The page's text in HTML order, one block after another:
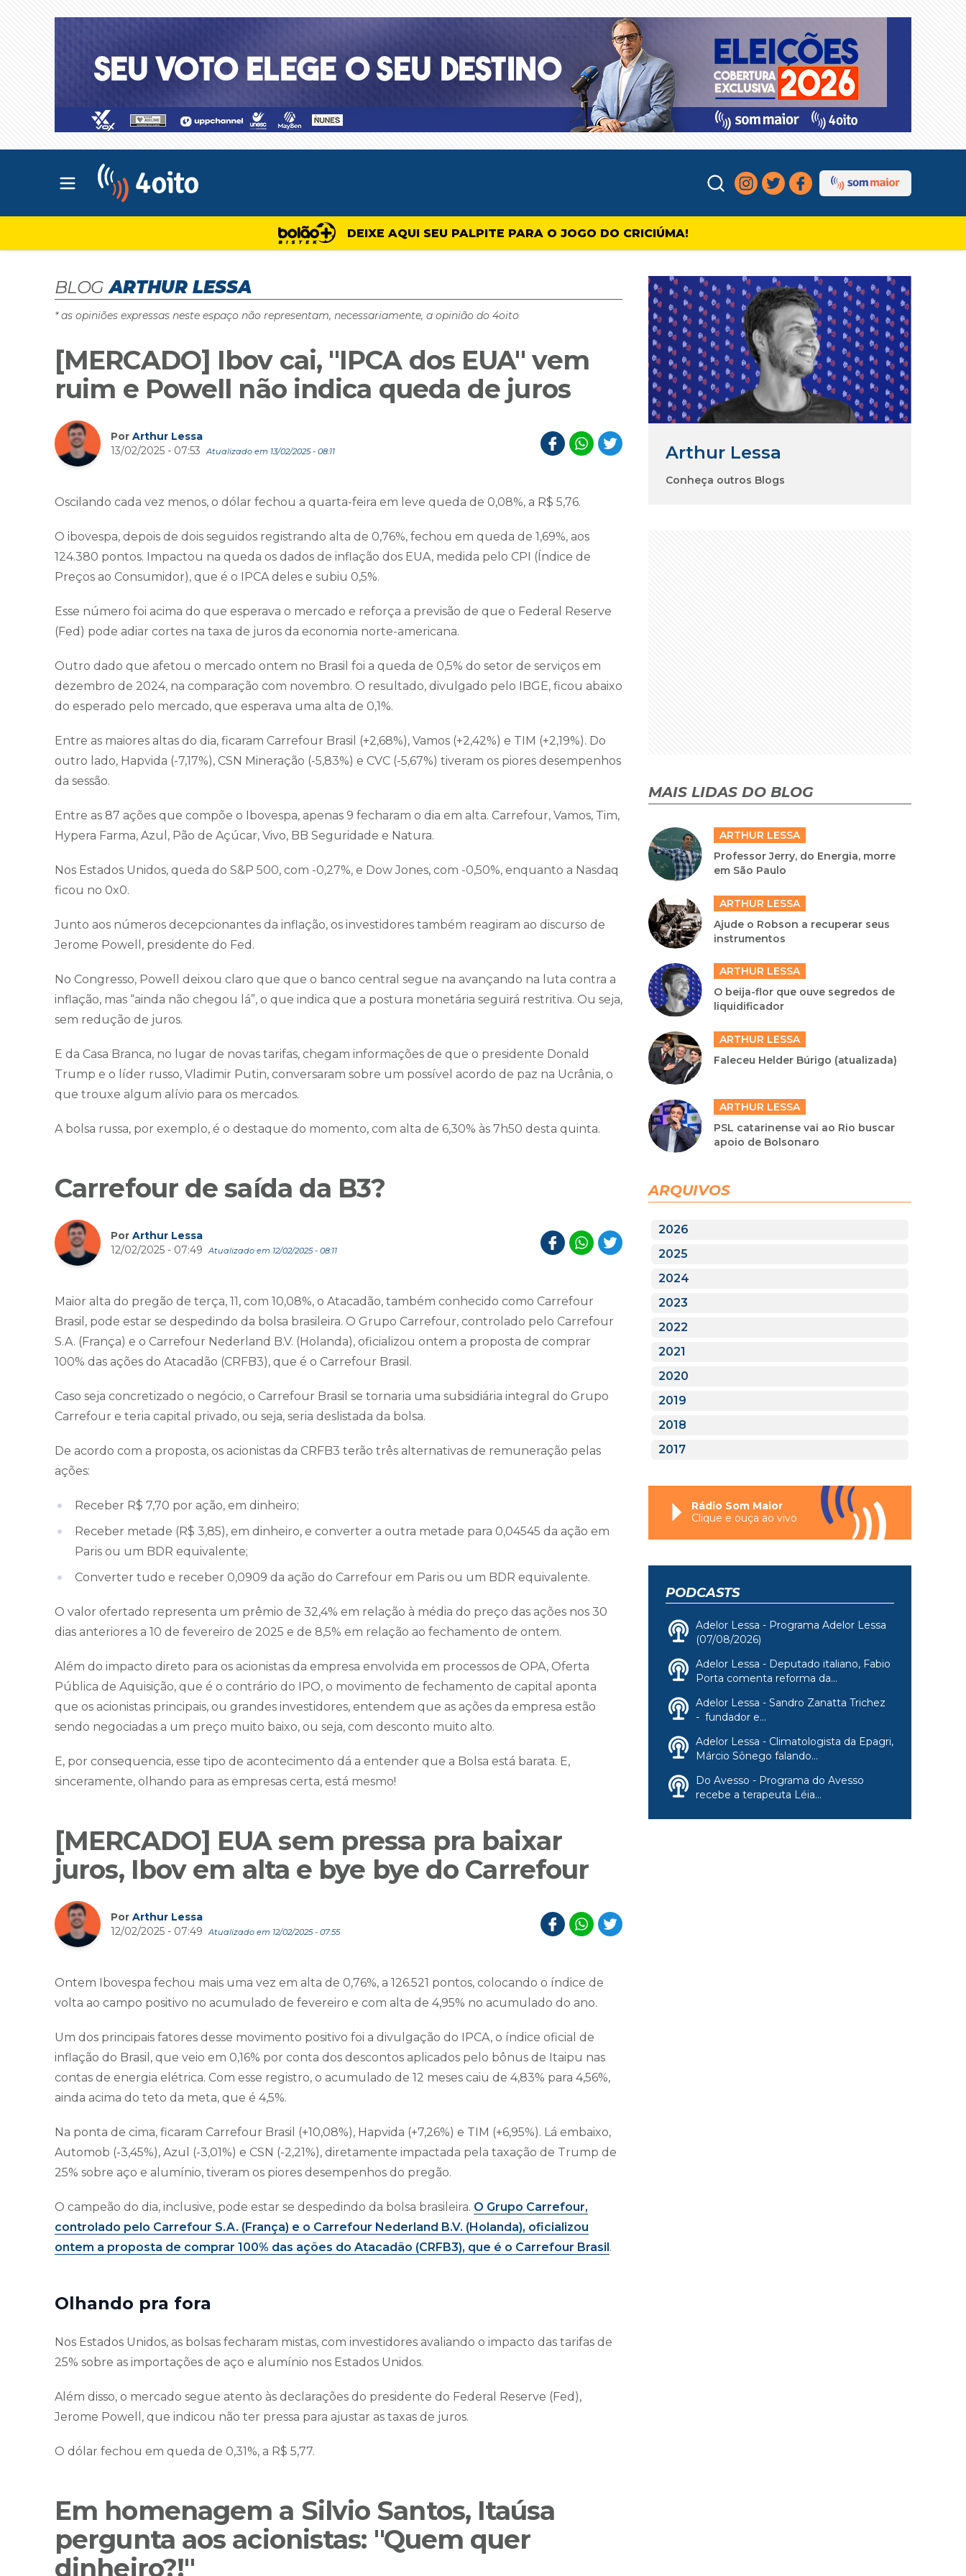
Abrir menu principal
DEIXE AQUI SEU PALPITE PARA O JOGO DO CRICIÚMA!
BLOG ARTHUR LESSA
* as opiniões expressas neste espaço não representam, necessariamente, a opinião do 4oito
[MERCADO] Ibov cai, "IPCA dos EUA" vem
ruim e Powell não indica queda de juros
Por Arthur Lessa
13/02/2025 - 07:53
Atualizado em 13/02/2025 - 08:11
Oscilando cada vez menos, o dólar fechou a quarta-feira em leve queda de 0,08%, a R$ 5,76.
O ibovespa, depois de dois seguidos registrando alta de 0,76%, fechou em queda de 1,69%, aos
124.380 pontos. Impactou na queda os dados de inflação dos EUA, medida pelo CPI (Índice de
Preços ao Consumidor), que é o IPCA deles e subiu 0,5%.
Esse número foi acima do que esperava o mercado e reforça a previsão de que o Federal Reserve
(Fed) pode adiar cortes na taxa de juros da economia norte-americana.
Outro dado que afetou o mercado ontem no Brasil foi a queda de 0,5% do setor de serviços em
dezembro de 2024, na comparação com novembro. O resultado, divulgado pelo IBGE, ficou abaixo
do esperado pelo mercado, que esperava uma alta de 0,1%.
Entre as maiores altas do dia, ficaram Carrefour Brasil (+2,68%), Vamos (+2,42%) e TIM (+2,19%). Do
outro lado, Hapvida (-7,17%), CSN Mineração (-5,83%) e CVC (-5,67%) tiveram os piores desempenhos
da sessão.
Entre as 87 ações que compõe o Ibovespa, apenas 9 fecharam o dia em alta. Carrefour, Vamos, Tim,
Hypera Farma, Azul, Pão de Açúcar, Vivo, BB Seguridade e Natura.
Nos Estados Unidos, queda do S&P 500, com -0,27%, e Dow Jones, com -0,50%, enquanto a Nasdaq
ficou no 0x0.
Junto aos números decepcionantes da inflação, os investidores também reagiram ao discurso de
Jerome Powell, presidente do Fed.
No Congresso, Powell deixou claro que que o banco central segue na avançando na luta contra a
inflação, mas “ainda não chegou lá”, o que indica que a postura monetária seguirá restritiva. Ou seja,
sem redução de juros.
E da Casa Branca, no lugar de novas tarifas, chegam informações de que o presidente Donald
Trump e o líder russo, Vladimir Putin, conversaram sobre um possível acordo de paz na Ucrânia, o
que trouxe algum alívio para os mercados.
A bolsa russa, por exemplo, é o destaque do momento, com alta de 6,30% às 7h50 desta quinta.
Carrefour de saída da B3?
Por Arthur Lessa
12/02/2025 - 07:49
Atualizado em 12/02/2025 - 08:11
Maior alta do pregão de terça, 11, com 10,08%, o Atacadão, também conhecido como Carrefour
Brasil, pode estar se despedindo da bolsa brasileira. O Grupo Carrefour, controlado pelo Carrefour
S.A. (França) e o Carrefour Nederland B.V. (Holanda), oficializou ontem a proposta de comprar
100% das ações do Atacadão (CRFB3), que é o Carrefour Brasil.
Caso seja concretizado o negócio, o Carrefour Brasil se tornaria uma subsidiária integral do Grupo
Carrefour e teria capital privado, ou seja, seria deslistada da bolsa.
De acordo com a proposta, os acionistas da CRFB3 terão três alternativas de remuneração pelas
ações:
Receber R$ 7,70 por ação, em dinheiro;
Receber metade (R$ 3,85), em dinheiro, e converter a outra metade para 0,04545 da ação em
Paris ou um BDR equivalente;
Converter tudo e receber 0,0909 da ação do Carrefour em Paris ou um BDR equivalente.
O valor ofertado representa um prêmio de 32,4% em relação à média do preço das ações nos 30
dias anteriores a 10 de fevereiro de 2025 e de 8,5% em relação ao fechamento de ontem.
Além do impacto direto para os acionistas da empresa envolvida em processos de OPA, Oferta
Pública de Aquisição, que é o contrário do IPO, o movimento de fechamento de capital aponta
que os acionistas principais, ou grandes investidores, entendem que as ações da empresa estão
sendo negociadas a um preço muito baixo, ou seja, com desconto muito alto.
E, por consequencia, esse tipo de acontecimento dá a entender que a Bolsa está barata. E,
sinceramente, olhando para as empresas certa, está mesmo!
[MERCADO] EUA sem pressa pra baixar
juros, Ibov em alta e bye bye do Carrefour
Por Arthur Lessa
12/02/2025 - 07:49
Atualizado em 12/02/2025 - 07:55
Ontem Ibovespa fechou mais uma vez em alta de 0,76%, a 126.521 pontos, colocando o índice de
volta ao campo positivo no acumulado de fevereiro e com alta de 4,95% no acumulado do ano.
Um dos principais fatores desse movimento positivo foi a divulgação do IPCA, o índice oficial de
inflação do Brasil, que veio em 0,16% por conta dos descontos aplicados pelo bônus de Itaipu nas
contas de energia elétrica. Com esse registro, o acumulado de 12 meses caiu de 4,83% para 4,56%,
ainda acima do teto da meta, que é 4,5%.
Na ponta de cima, ficaram Carrefour Brasil (+10,08%), Hapvida (+7,26%) e TIM (+6,95%). Lá embaixo,
Automob (-3,45%), Azul (-3,01%) e CSN (-2,21%), diretamente impactada pela taxação de Trump de
25% sobre aço e alumínio, tiveram os piores desempenhos do pregão.
O campeão do dia, inclusive, pode estar se despedindo da bolsa brasileira. O Grupo Carrefour,
controlado pelo Carrefour S.A. (França) e o Carrefour Nederland B.V. (Holanda), oficializou
ontem a proposta de comprar 100% das ações do Atacadão (CRFB3), que é o Carrefour Brasil .
Olhando pra fora
Nos Estados Unidos, as bolsas fecharam mistas, com investidores avaliando o impacto das tarifas de
25% sobre as importações de aço e alumínio nos Estados Unidos.
Além disso, o mercado segue atento às declarações do presidente do Federal Reserve (Fed),
Jerome Powell, que indicou não ter pressa para ajustar as taxas de juros.
O dólar fechou em queda de 0,31%, a R$ 5,77.
Em homenagem a Silvio Santos, Itaúsa
pergunta aos acionistas: "Quem quer
dinheiro?!"
Arthur Lessa
Conheça outros Blogs
MAIS LIDAS DO BLOG
ARTHUR LESSA
Professor Jerry, do Energia, morre
em São Paulo
ARTHUR LESSA
Ajude o Robson a recuperar seus
instrumentos
ARTHUR LESSA
O beija-flor que ouve segredos de
liquidificador
ARTHUR LESSA
Faleceu Helder Búrigo (atualizada)
ARTHUR LESSA
PSL catarinense vai ao Rio buscar
apoio de Bolsonaro
ARQUIVOS
2026
2025
2024
2023
2022
2021
2020
2019
2018
2017
Rádio Som Maior
Clique e ouça ao vivo
PODCASTS
Adelor Lessa - Programa Adelor Lessa
(07/08/2026)
Adelor Lessa - Deputado italiano, Fabio
Porta comenta reforma da...
Adelor Lessa - Sandro Zanatta Trichez
- fundador e...
Adelor Lessa - Climatologista da Epagri,
Márcio Sônego falando...
Do Avesso - Programa do Avesso
recebe a terapeuta Léia...